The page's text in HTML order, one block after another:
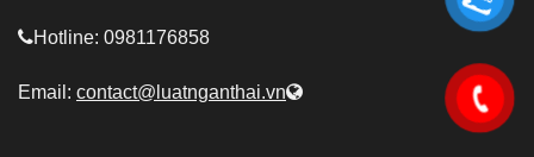
Hotline: 0981176858
Email: contact@luatnganthai.vn